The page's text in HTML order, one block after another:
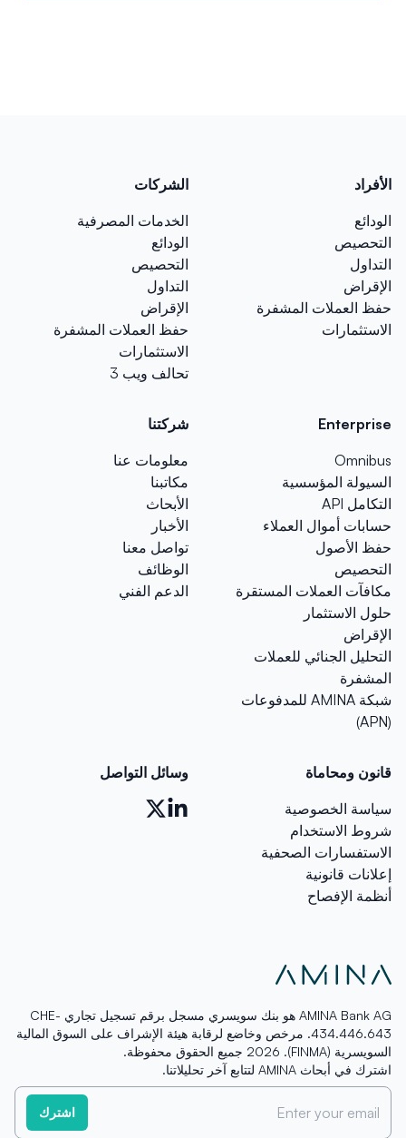
الأفراد
الودائع
التحصيص
التداول
الإقراض
حفظ العملات المشفرة
الاستثمارات
الشركات
الخدمات المصرفية
الودائع
التحصيص
التداول
الإقراض
حفظ العملات المشفرة
الاستثمارات
تحالف ويب 3
Enterprise
Omnibus
السيولة المؤسسية
التكامل API
حسابات أموال العملاء
حفظ الأصول
التحصيص
مكافآت العملات المستقرة
حلول الاستثمار
الإقراض
التحليل الجنائي للعملات
المشفرة
شبكة AMINA للمدفوعات
(APN)
شركتنا
معلومات عنا
مكاتبنا
الأبحاث
الأخبار
تواصل معنا
الوظائف
الدعم الفني
قانون ومحاماة
سياسة الخصوصية
شروط الاستخدام
الاستفسارات الصحفية
إعلانات قانونية
أنظمة الإفصاح
وسائل التواصل
AMINA Bank AG هو بنك سويسري مسجل برقم تسجيل تجاري CHE-
434.446.643. مرخص وخاضع لرقابة هيئة الإشراف على السوق المالية
السويسرية (FINMA). 2026 جميع الحقوق محفوظة.
اشترك في أبحاث AMINA لتتابع آخر تحليلاتنا.